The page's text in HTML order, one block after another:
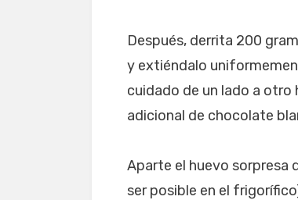
Después, derrita 200
y extiéndalo
cuidado de un lado a otro
adicional de chocolate
Aparte el huevo sorpresa
ser posible en el